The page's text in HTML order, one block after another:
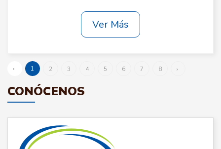
Ver Más
‹ 1 2 3 4 5 6 7 8 ›
CONÓCENOS